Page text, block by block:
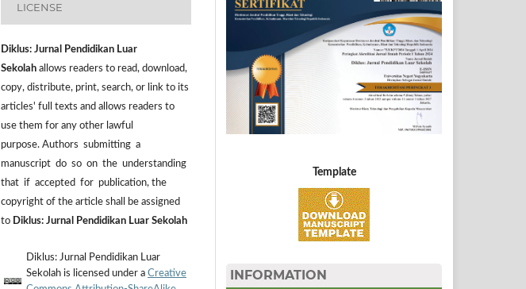
LICENSE
Diklus: Jurnal Pendidikan Luar
Sekolah allows readers to read, download,
copy, distribute, print, search, or link to its
articles' full texts and allows readers to
use them for any other lawful
purpose. Authors submitting a
manuscript do so on the understanding
that if accepted for publication, the
copyright of the article shall be assigned
to Diklus: Jurnal Pendidikan Luar Sekolah
Diklus: Jurnal Pendidikan Luar
Sekolah is licensed under a Creative
Template
INFORMATION